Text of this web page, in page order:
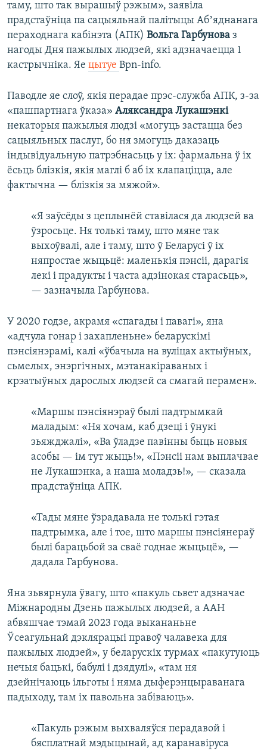
таму, што так вырашыў рэжым», заявіла
прадстаўніца па сацыяльнай палітыцы Абʼяднанага
пераходнага кабінэта (АПК) Вольга Гарбунова з
нагоды Дня пажылых людзей, які адзначаецца 1
кастрычніка. Яе цытуе Bpn-info.
Паводле яе слоў, якія перадае прэс-служба АПК, з-за
«пашпартнага ўказа» Аляксандра Лукашэнкі
некаторыя пажылыя людзі «могуць застацца без
сацыяльных паслуг, бо ня змогуць даказаць
індывідуальную патрэбнасьць у іх: фармальна ў іх
ёсьць блізкія, якія маглі б аб іх клапаціцца, але
фактычна — блізкія за мяжой».
«Я заўсёды з цеплынёй ставілася да людзей ва
ўзросьце. Ня толькі таму, што мяне так
выхоўвалі, але і таму, што ў Беларусі ў іх
няпростае жыцьцё: маленькія пэнсіі, дарагія
лекі і прадукты і часта адзінокая старасьць»,
— зазначыла Гарбунова.
У 2020 годзе, акрамя «спагады і павагі», яна
«адчула гонар і захапленьне» беларускімі
пэнсіянэрамі, калі «ўбачыла на вуліцах актыўных,
сьмелых, энэргічных, мэтанакіраваных і
крэатыўных дарослых людзей са смагай перамен».
«Маршы пэнсіянэраў былі падтрымкай
маладым: «Ня хочам, каб дзеці і ўнукі
зьяжджалі», «Ва ўладзе павінны быць новыя
асобы — ім тут жыць!», «Пэнсіі нам выплачвае
не Лукашэнка, а наша моладзь!», — сказала
прадстаўніца АПК.
«Тады мяне ўзрадавала не толькі гэтая
падтрымка, але і тое, што маршы пэнсіянераў
былі барацьбой за сваё годнае жыцьцё», —
дадала Гарбунова.
Яна зьвярнула ўвагу, што «пакуль сьвет адзначае
Міжнародны Дзень пажылых людзей, а ААН
абвяшчае тэмай 2023 года выкананьне
Ўсеагульнай дэклярацыі правоў чалавека для
пажылых людзей», у беларускіх турмах «пакутуюць
нечыя бацькі, бабулі і дзядулі», «там ня
дзейнічаюць ільготы і няма дыферэнцыраванага
падыходу, там іх павольна забіваюць».
«Пакуль рэжым выхваляўся перадавой і
бясплатнай мэдыцынай, ад каранавіруса